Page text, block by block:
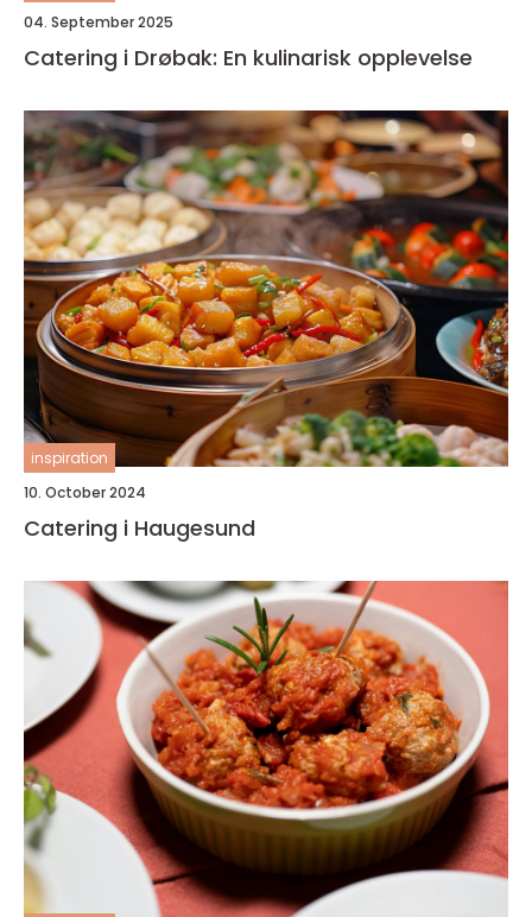
04. September 2025
Catering i Drøbak: En kulinarisk opplevelse
inspiration
10. October 2024
Catering i Haugesund